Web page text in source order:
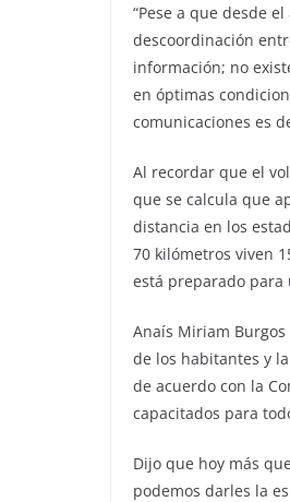
“Pese a que desde
descoordinación
información; no
en óptimas
comunicaciones es
Al recordar que el
que se calcula que
distancia en los
70 kilómetros viven
está preparado para
Anaís Miriam
de los habitantes y
de acuerdo con la
capacitados para
Dijo que hoy más
podemos darles la